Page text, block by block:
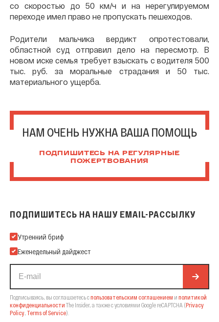
со скоростью до 50 км/ч и на нерегулируемом
переходе имел право не пропускать пешеходов.
Родители мальчика вердикт опротестовали,
областной суд отправил дело на пересмотр. В
новом иске семья требует взыскать с водителя 500
тыс. руб. за моральные страдания и 50 тыс.
материального ущерба.
НАМ ОЧЕНЬ НУЖНА ВАША ПОМОЩЬ
ПОДПИШИТЕСЬ НА РЕГУЛЯРНЫЕ
ПОЖЕРТВОВАНИЯ
ПОДПИШИТЕСЬ НА НАШУ EMAIL-РАССЫЛКУ
Подпишитесь на нашу Email-рассылку
Утренний бриф
Еженедельный дайджест
Подписываясь, вы соглашаетесь спользовательским соглашением и политикой
конфиденциальности The Insider, а также с условиями Google reCAPTCHA (Privacy
Policy, Terms of Service).